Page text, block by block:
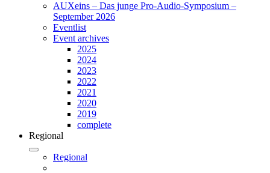
AUXeins – Das junge Pro-Audio-Symposium –
September 2026
Eventlist
Event archives
2025
2024
2023
2022
2021
2020
2019
complete
Regional
Regional